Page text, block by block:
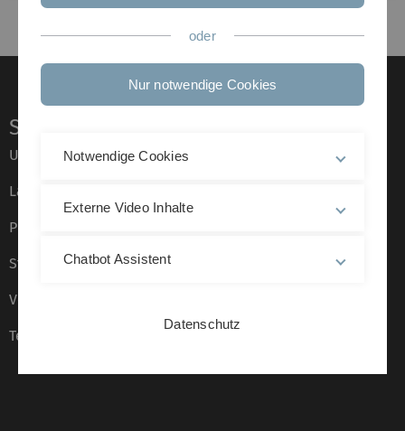
Service
Universität von A–Z
Lagepläne
Presse
Stellenangebote
Veranstaltungskalender
Telefonverzeichnis
oder
Nur notwendige Cookies
Notwendige Cookies
Externe Video Inhalte
Chatbot Assistent
Datenschutz